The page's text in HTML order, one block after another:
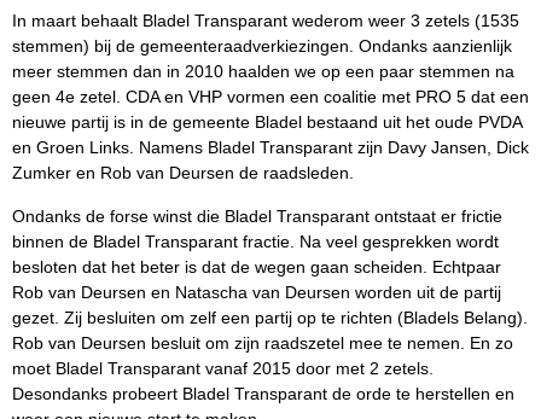
In maart behaalt Bladel Transparant wederom weer 3 zetels (1535
stemmen) bij de gemeenteraadverkiezingen. Ondanks aanzienlijk
meer stemmen dan in 2010 haalden we op een paar stemmen na
geen 4e zetel. CDA en VHP vormen een coalitie met PRO 5 dat een
nieuwe partij is in de gemeente Bladel bestaand uit het oude PVDA
en Groen Links. Namens Bladel Transparant zijn Davy Jansen, Dick
Zumker en Rob van Deursen de raadsleden.
Ondanks de forse winst die Bladel Transparant ontstaat er frictie
binnen de Bladel Transparant fractie. Na veel gesprekken wordt
besloten dat het beter is dat de wegen gaan scheiden. Echtpaar
Rob van Deursen en Natascha van Deursen worden uit de partij
gezet. Zij besluiten om zelf een partij op te richten (Bladels Belang).
Rob van Deursen besluit om zijn raadszetel mee te nemen. En zo
moet Bladel Transparant vanaf 2015 door met 2 zetels.
Desondanks probeert Bladel Transparant de orde te herstellen en